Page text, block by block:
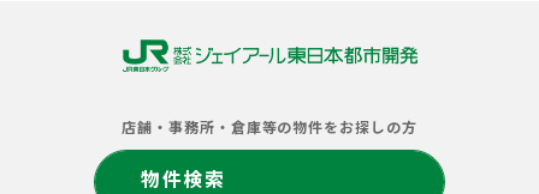
会
社
店舗・事務所・倉庫等の物件をお探しの方
物件検索